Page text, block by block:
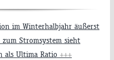
im Winterhalbjahr äußerst
Stromsystem sieht
als Ultima Ratio +++